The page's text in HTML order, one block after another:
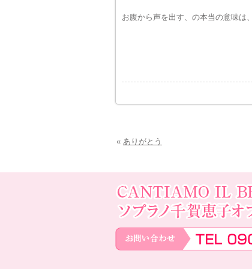
お腹から声を出す、の本当の意味は
« ありがとう